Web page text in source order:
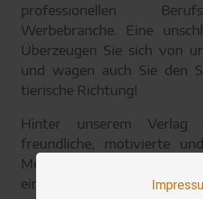
professionellen
Werbebranche. Eine
Überzeugen Sie sich von
und wagen auch Sie den
tierische Richtung!
Hinter unserem Verlag
freundliche, motivierte
Menschen. Damit Sie ein
eine kleine